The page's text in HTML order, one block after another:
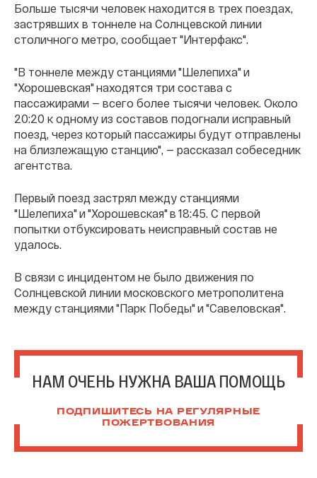
Больше тысячи человек находится в трех поездах,
застрявших в тоннеле на Солнцевской линии
столичного метро, сообщает "Интерфакс".
"В тоннеле между станциями "Шелепиха" и
"Хорошевская" находятся три состава с
пассажирами — всего более тысячи человек. Около
20:20 к одному из составов подогнали исправный
поезд, через который пассажиры будут отправлены
на близлежащую станцию", — рассказал собеседник
агентства.
Первый поезд застрял между станциями
"Шелепиха" и "Хорошевская" в 18:45. С первой
попытки отбуксировать неисправный состав не
удалось.
В связи с инцидентом не было движения по
Солнцевской линии московского метрополитена
между станциями "Парк Победы" и "Савеловская".
НАМ ОЧЕНЬ НУЖНА ВАША ПОМОЩЬ
ПОДПИШИТЕСЬ НА РЕГУЛЯРНЫЕ
ПОЖЕРТВОВАНИЯ